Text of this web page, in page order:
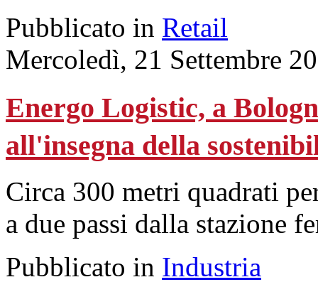
Pubblicato in Retail
Mercoledì, 21 Settembre
Energo Logistic, a
all'insegna della
Circa 300 metri quadrati
a due passi dalla stazione
Pubblicato in Industria